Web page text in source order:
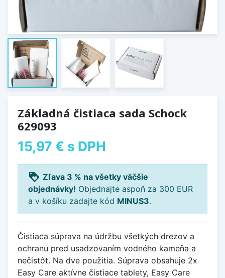
Základná čistiaca sada Schock
629093
15,97 € s DPH
loyalty Zľava 3 % na všetky väčšie
objednávky! Objednajte aspoň za 300 EUR
a v košíku zadajte kód MINUS3.
Čistiaca súprava na údržbu všetkých drezov a
ochranu pred usadzovaním vodného kameňa a
nečistôt. Na dve použitia. Súprava obsahuje 2x
Easy Care aktívne čistiace tablety, Easy Care